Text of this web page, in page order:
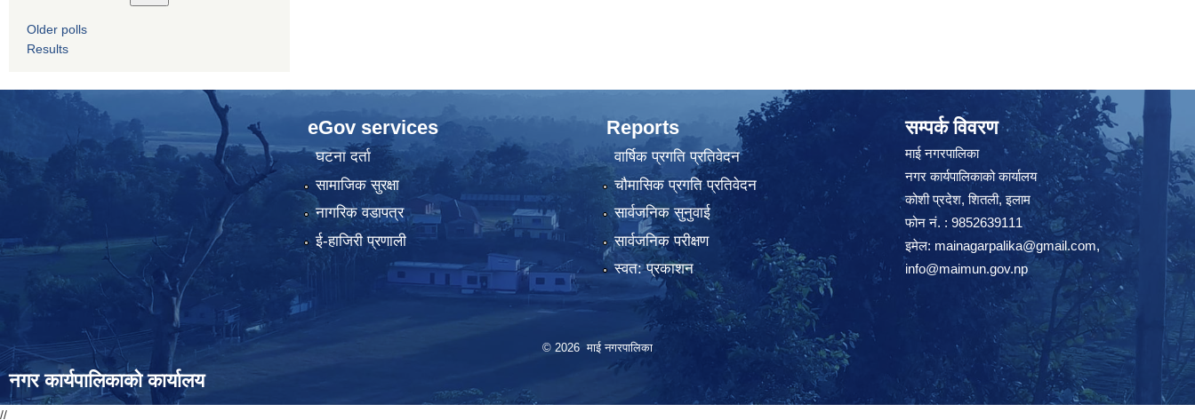
Older polls
Results
eGov services
घटना दर्ता
सामाजिक सुरक्षा
नागरिक वडापत्र
ई-हाजिरी प्रणाली
Reports
वार्षिक प्रगति प्रतिवेदन
चौमासिक प्रगति प्रतिवेदन
सार्वजनिक सुनुवाई
सार्वजनिक परीक्षण
स्वत: प्रकाशन
सम्पर्क विवरण
माई नगरपालिका
नगर कार्यपालिकाको कार्यालय
कोशी प्रदेश, शितली, इलाम
फोन नं. : 9852639111
इमेल: mainagarpalika@gmail.com,
info@maimun.gov.np
© 2026 माई नगरपालिका
नगर कार्यपालिकाको कार्यालय
//